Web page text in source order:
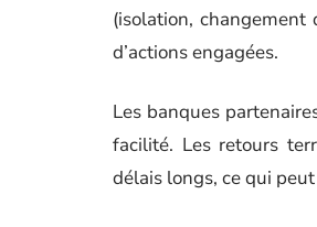
(isolation,
d’actions engagées.
Les banques
facilité. Les retours
délais longs, ce qui